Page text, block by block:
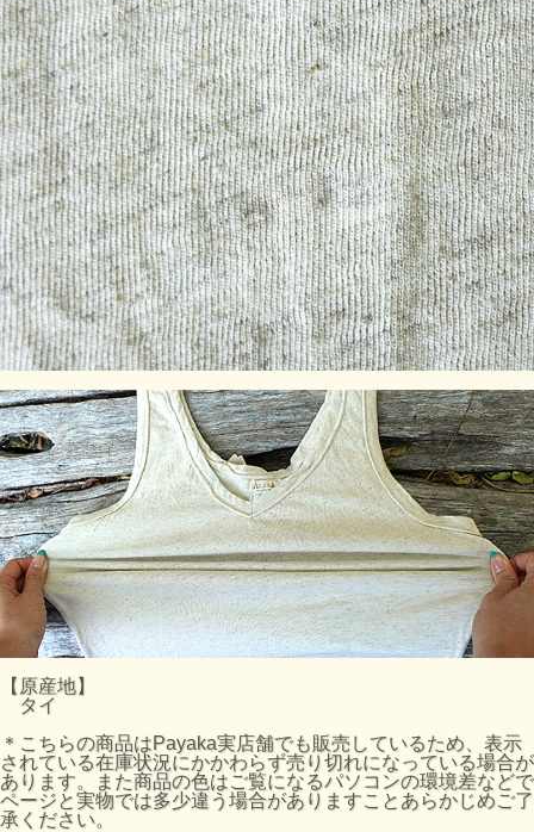
【原産地】
タイ
＊こちらの商品はPayaka実店舗でも販売しているため、表示
されている在庫状況にかかわらず売り切れになっている場合が
あります。また商品の色はご覧になるパソコンの環境差などで
ページと実物では多少違う場合がありますことあらかじめご了
承ください。